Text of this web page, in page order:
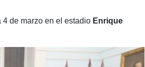
de marzo en el estadio Enrique